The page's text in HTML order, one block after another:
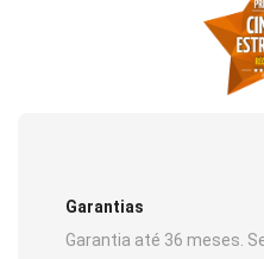
Garantias
Garantia até 36 meses.